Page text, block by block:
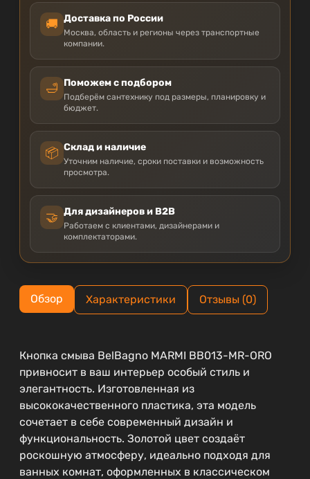
🚚 Доставка по России
Москва, область и регионы через транспортные
компании.
🛁 Поможем с подбором
Подберём сантехнику под размеры, планировку и
бюджет.
📦 Склад и наличие
Уточним наличие, сроки поставки и возможность
просмотра.
🤝 Для дизайнеров и B2B
Работаем с клиентами, дизайнерами и
комплектаторами.
Обзор Характеристики Отзывы (0)
Кнопка смыва BelBagno MARMI BB013-MR-ORO
привносит в ваш интерьер особый стиль и
элегантность. Изготовленная из
высококачественного пластика, эта модель
сочетает в себе современный дизайн и
функциональность. Золотой цвет создаёт
роскошную атмосферу, идеально подходя для
ванных комнат, оформленных в классическом